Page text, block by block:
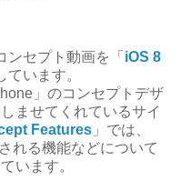
ンセプト動画を「 iOS 8
ています。
」のコンセプトデザ
ませてくれているサイ
Features 」では、
れる機能などについて
います。